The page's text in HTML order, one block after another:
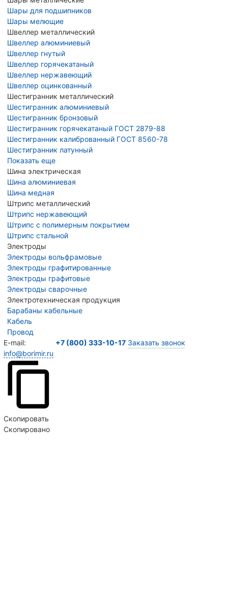
Шары для подшипников
Шары мелющие
Швеллер металлический
Швеллер алюминиевый
Швеллер гнутый
Швеллер горячекатаный
Швеллер нержавеющий
Швеллер оцинкованный
Шестигранник металлический
Шестигранник алюминиевый
Шестигранник бронзовый
Шестигранник горячекатаный ГОСТ 2879-88
Шестигранник калиброванный ГОСТ 8560-78
Шестигранник латунный
Показать еще
Шина электрическая
Шина алюминиевая
Шина медная
Штрипс металлический
Штрипс нержавеющий
Штрипс с полимерным покрытием
Штрипс стальной
Электроды
Электроды вольфрамовые
Электроды графитированные
Электроды графитовые
Электроды сварочные
Электротехническая продукция
Барабаны кабельные
Кабель
Провод
E-mail:
info@borimir.ru
Скопировать
Скопировано
+7 (800) 333-10-17 Заказать звонок